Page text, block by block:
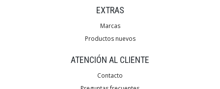
EXTRAS
Marcas
Productos nuevos
ATENCIÓN AL CLIENTE
Contacto